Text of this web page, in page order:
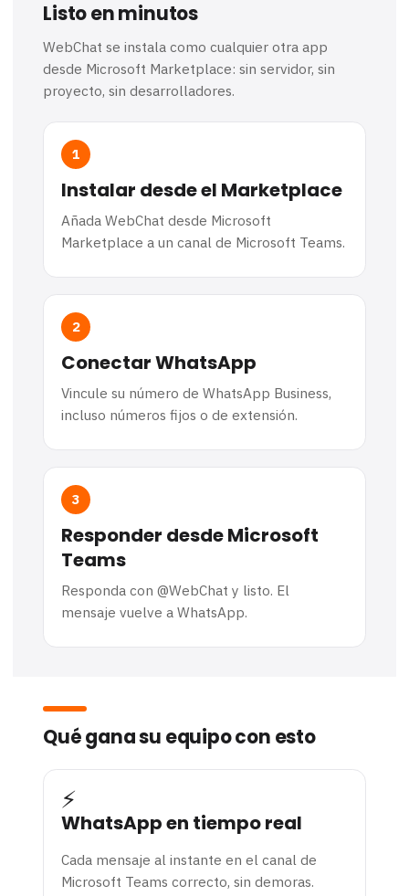
Listo en minutos
WebChat se instala como cualquier otra app
desde Microsoft Marketplace: sin servidor, sin
proyecto, sin desarrolladores.
1
Instalar desde el Marketplace
Añada WebChat desde Microsoft
Marketplace a un canal de Microsoft Teams.
2
Conectar WhatsApp
Vincule su número de WhatsApp Business,
incluso números fijos o de extensión.
3
Responder desde Microsoft
Teams
Responda con @WebChat y listo. El
mensaje vuelve a WhatsApp.
Qué gana su equipo con esto
⚡
WhatsApp en tiempo real
Cada mensaje al instante en el canal de
Microsoft Teams correcto, sin demoras.